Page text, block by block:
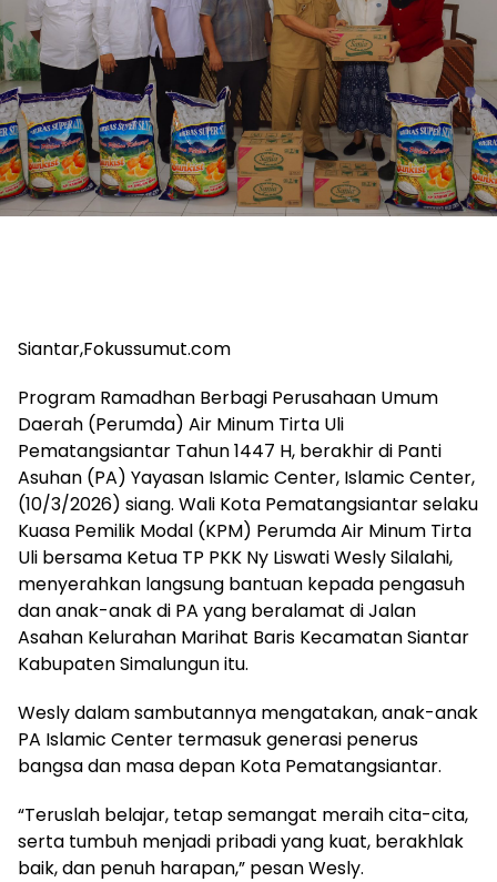
Siantar,Fokussumut.com
Program Ramadhan Berbagi Perusahaan Umum
Daerah (Perumda) Air Minum Tirta Uli
Pematangsiantar Tahun 1447 H, berakhir di Panti
Asuhan (PA) Yayasan Islamic Center, Islamic Center,
(10/3/2026) siang. Wali Kota Pematangsiantar selaku
Kuasa Pemilik Modal (KPM) Perumda Air Minum Tirta
Uli bersama Ketua TP PKK Ny Liswati Wesly Silalahi,
menyerahkan langsung bantuan kepada pengasuh
dan anak-anak di PA yang beralamat di Jalan
Asahan Kelurahan Marihat Baris Kecamatan Siantar
Kabupaten Simalungun itu.
Wesly dalam sambutannya mengatakan, anak-anak
PA Islamic Center termasuk generasi penerus
bangsa dan masa depan Kota Pematangsiantar.
“Teruslah belajar, tetap semangat meraih cita-cita,
serta tumbuh menjadi pribadi yang kuat, berakhlak
baik, dan penuh harapan,” pesan Wesly.